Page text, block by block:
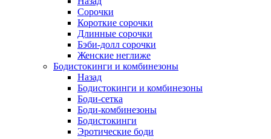
Сорочки
Короткие сорочки
Длинные сорочки
Бэби-долл сорочки
Женские неглиже
Бодистокинги и комбинезоны
Назад
Бодистокинги и комбинезоны
Боди-сетка
Боди-комбинезоны
Бодистокинги
Эротические боди